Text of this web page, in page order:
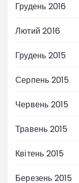
Грудень 2016
Лютий 2016
Грудень 2015
Серпень 2015
Червень 2015
Травень 2015
Квітень 2015
Березень 2015